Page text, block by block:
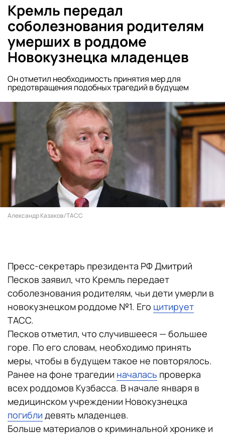
Кремль передал
соболезнования родителям
умерших в роддоме
Новокузнецка младенцев
Он отметил необходимость принятия мер для
предотвращения подобных трагедий в будущем
Александр Казаков/ТАСС
Пресс-секретарь президента РФ Дмитрий
Песков заявил, что Кремль передает
соболезнования родителям, чьи дети умерли в
новокузнецком роддоме №1. Его цитирует
ТАСС.
Песков отметил, что случившееся — большее
горе. По его словам, необходимо принять
меры, чтобы в будущем такое не повторялось.
Ранее на фоне трагедии началась проверка
всех роддомов Кузбасса. В начале января в
медицинском учреждении Новокузнецка
погибли девять младенцев.
Больше материалов о криминальной хронике и